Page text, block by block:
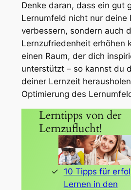
Denke daran, dass ein gut
Lernumfeld nicht nur deine
verbessern, sondern auch
Lernzufriedenheit erhöhen
einen Raum, der dich
unterstützt – so kannst du
deiner Lernzeit
Optimierung des
Lerntipps von der
Lernzuflucht!
10 Tipps für
Lernen in den